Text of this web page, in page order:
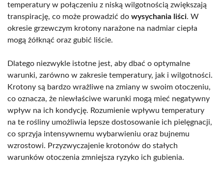
temperatury w połączeniu z niską wilgotnością zwiększają
transpirację, co może prowadzić do wysychania liści. W
okresie grzewczym krotony narażone na nadmiar ciepła
mogą żółknąć oraz gubić liście.
Dlatego niezwykle istotne jest, aby dbać o optymalne
warunki, zarówno w zakresie temperatury, jak i wilgotności.
Krotony są bardzo wrażliwe na zmiany w swoim otoczeniu,
co oznacza, że niewłaściwe warunki mogą mieć negatywny
wpływ na ich kondycję. Rozumienie wpływu temperatury
na te rośliny umożliwia lepsze dostosowanie ich pielęgnacji,
co sprzyja intensywnemu wybarwieniu oraz bujnemu
wzrostowi. Przyzwyczajenie krotonów do stałych
warunków otoczenia zmniejsza ryzyko ich gubienia.